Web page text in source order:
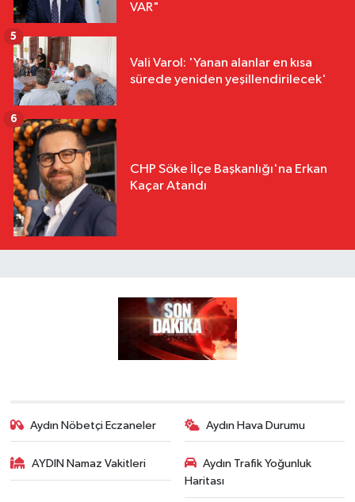
VAR"
Vali Varol: 'Yanan alanlar en kısa
sürede yeniden yeşillendirilecek'
5
CHP Söke İlçe Başkanlığı'na Erkan
Kaçar Atandı
6
Aydın Nöbetçi Eczaneler Aydın Hava Durumu
AYDIN Namaz Vakitleri
Aydın Trafik Yoğunluk
Haritası